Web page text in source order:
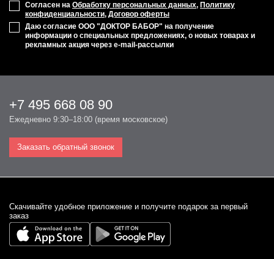
Согласен на Обработку персональных данных, Политику
конфиденциальности, Договор оферты
Даю согласие ООО "ДОКТОР БАБОР" на получение
информации о специальных предложениях, о новых товарах и
рекламных акция через e-mail-рассылки
+7 495 668 08 90
Ежедневно 9:30–18:00 (время московское)
Заказать обратный звонок
Cкачивайте удобное приложение и получите подарок за первый
заказ